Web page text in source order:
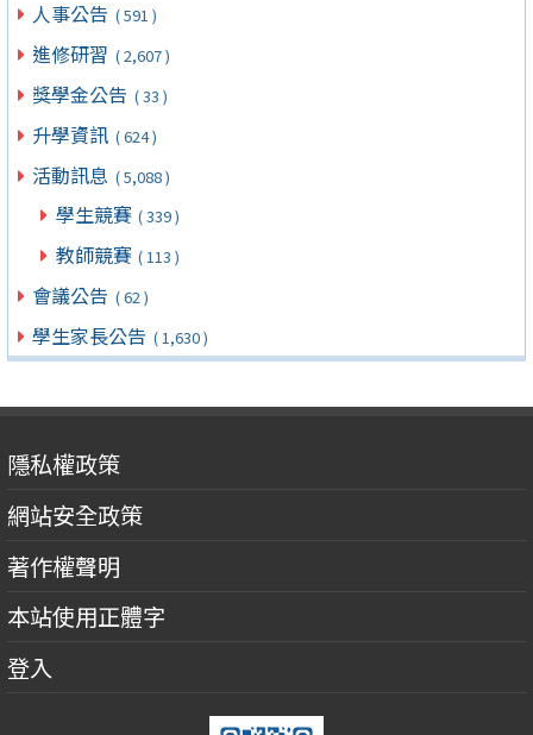
人事公告 ( 591 )
進修研習 ( 2,607 )
獎學金公告 ( 33 )
升學資訊 ( 624 )
活動訊息 ( 5,088 )
學生競賽 ( 339 )
教師競賽 ( 113 )
會議公告 ( 62 )
學生家長公告 ( 1,630 )
隱私權政策
網站安全政策
著作權聲明
本站使用正體字
登入